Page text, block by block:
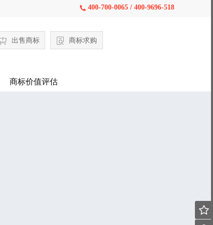
 400-700-0065 / 400-9696-518
出售商标 商标求购
商标价值评估
